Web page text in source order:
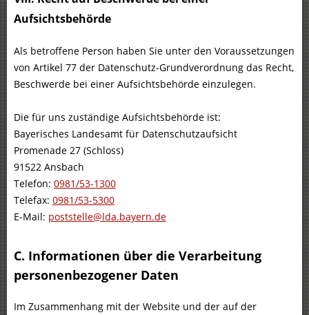
Aufsichtsbehörde
Als betroffene Person haben Sie unter den Voraussetzungen
von Artikel 77 der Datenschutz-Grundverordnung das Recht,
Beschwerde bei einer Aufsichtsbehörde einzulegen.
Die für uns zuständige Aufsichtsbehörde ist:
Bayerisches Landesamt für Datenschutzaufsicht
Promenade 27 (Schloss)
91522 Ansbach
Telefon: 0981/53-1300
Telefax: 0981/53-5300
E-Mail: poststelle@lda.bayern.de
C. Informationen über die Verarbeitung
personenbezogener Daten
Im Zusammenhang mit der Website und der auf der